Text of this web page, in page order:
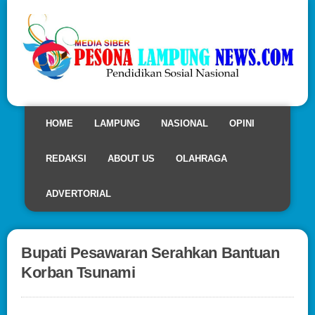
HOME LAMPUNG NASIONAL OPINI
REDAKSI ABOUT US OLAHRAGA
ADVERTORIAL
Bupati Pesawaran Serahkan Bantuan
Korban Tsunami